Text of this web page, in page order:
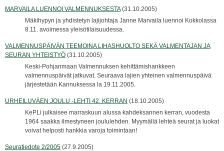
MARVAILA LUENNOI VALMENNUKSESTA (31.10.2005)
Mäkihypyn ja yhdistetyn lajijohtaja Janne Marvaila luennoi Kokkolassa
8.11. avoimessa yleisötilaisuudessa.
VALMENNUSPÄIVÄN TEEMOINA LIHASHUOLTO SEKÄ VALMENTAJAN JA
SEURAN YHTEISTYÖ (31.10.2005)
Keski-Pohjanmaan Valmennuksen kehittämishankkeen
valmennuspäivät jatkuvat. Seuraava lajien yhteinen valmennuspäivä
järjestetään Kannuksessa la 19.11.2005.
URHEILUVÄEN JOULU -LEHTI 42. KERRAN (18.10.2005)
KePLi julkaisee marraskuun alussa kahdeksannen kerran, vuodesta
1964 saakka ilmestyneen joululehden. Myymällä lehteä seurat ja luokat
voivat helposti hankkia varoja toimintaan!
Seuratiedote 2/2005 (27.9.2005)